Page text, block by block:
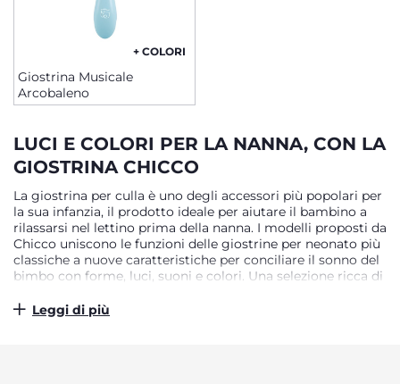
+ COLORI
Giostrina Musicale
Arcobaleno
LUCI E COLORI PER LA NANNA, CON LA
GIOSTRINA CHICCO
La giostrina per culla è uno degli accessori più popolari per
la sua infanzia, il prodotto ideale per aiutare il bambino a
rilassarsi nel lettino prima della nanna. I modelli proposti da
Chicco uniscono le funzioni delle giostrine per neonato più
classiche a nuove caratteristiche per conciliare il sonno del
bimbo con forme, luci, suoni e colori. Una selezione ricca di
per la sua nanna. Nella culla in compagnia dei suoi
Leggi di più